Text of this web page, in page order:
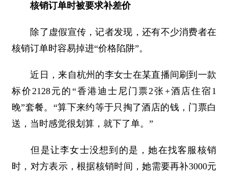
核销订单时被要求补差价
除了虚假宣传，记者发现，还有不少消费者在
核销订单时容易掉进“价格陷阱”。
近日，来自杭州的李女士在某直播间刷到一款
标价2128元的“香港迪士尼门票2张+酒店住宿1
晚”套餐。“算下来约等于只掏了酒店的钱，门票白
送，当时感觉很划算，就下了单。”
但是让李女士没想到的是，她在找客服核销
时，对方表示，根据核销时间，她需要再补3000元